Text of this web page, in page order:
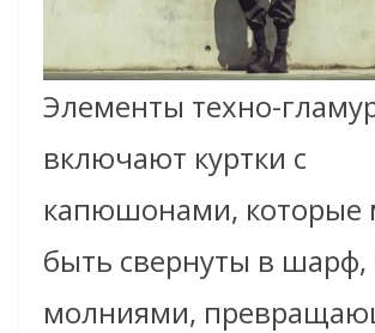
Элементы техно-
включают куртки с
капюшонами, которые
быть свернуты в шарф,
молниями,